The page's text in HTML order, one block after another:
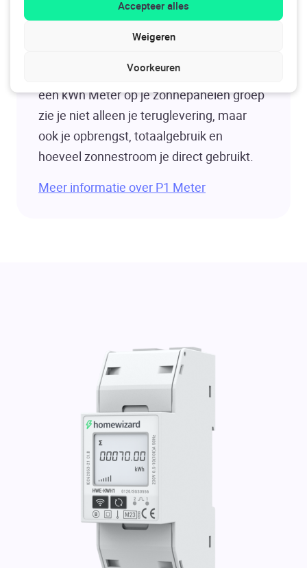
Accepteer alles
Weigeren
Voorkeuren
Inzicht in je zonnepanelen
Met de combinatie van een P1 Meter en
een kWh Meter op je zonnepanelen groep
zie je niet alleen je teruglevering, maar
ook je opbrengst, totaalgebruik en
hoeveel zonnestroom je direct gebruikt.
Meer informatie over P1 Meter